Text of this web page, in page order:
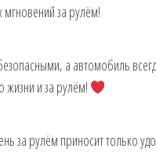
за рулём!
а автомобиль
и за рулём!
за рулём приносит только